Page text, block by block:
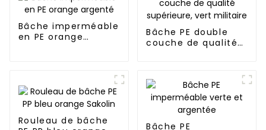
Bâche imperméable
en PE orange
Bâche PE double
couche de qualité
Rouleau de bâche
Bâche PE